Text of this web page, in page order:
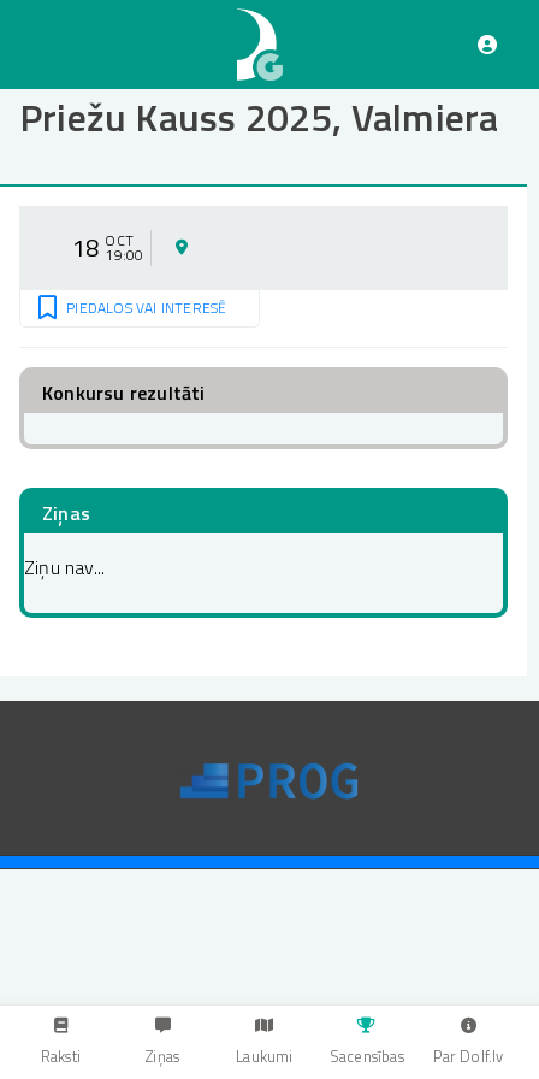
saturu
Priežu Kauss 2025, Valmiera
18 OCT
19:00
PIEDALOS VAI INTERESĒ
Konkursu rezultāti
Ziņas
Ziņu nav...
Raksti Ziņas Laukumi Sacensības Par Dolf.lv